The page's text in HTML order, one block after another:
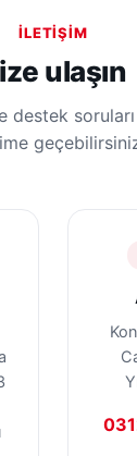
İLETIŞIM
ulaşın
destek